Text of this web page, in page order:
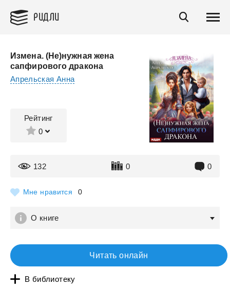
РИДЛИ
Измена. (Не)нужная жена
сапфирового дракона
Апрельская Анна
Рейтинг
0
132 0 0
Мне нравится 0
О книге
Читать онлайн
В библиотеку